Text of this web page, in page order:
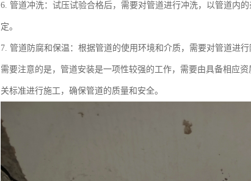
6. 管道冲洗：试压试验合格后，需要对管道进行冲洗，以管道内
定。
7. 管道防腐和保温：根据管道的使用环境和介质，需要对管道进
需要注意的是，管道安装是一项性较强的工作，需要由具备相应
关标准进行施工，确保管道的质量和安全。